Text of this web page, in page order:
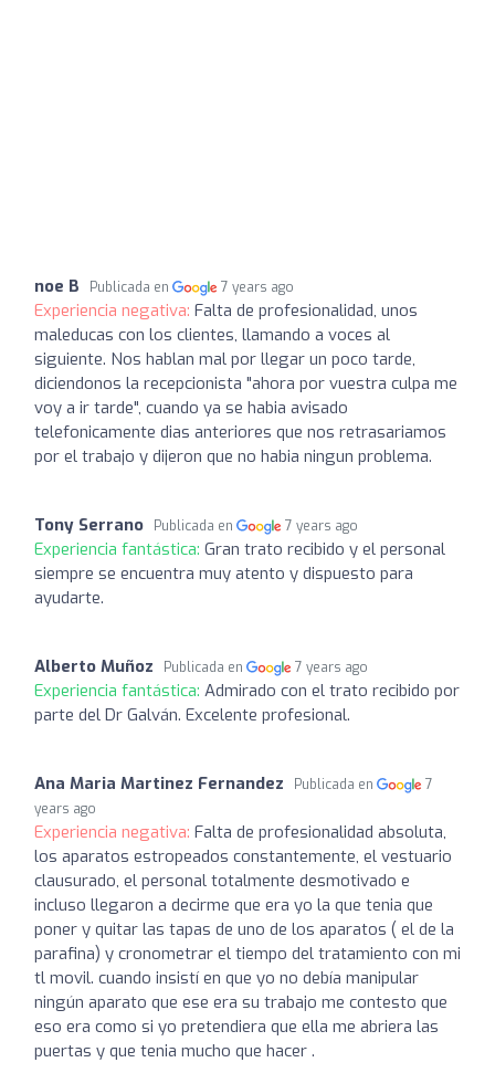
noe B Publicada en 7 years ago
Experiencia negativa: Falta de profesionalidad, unos
maleducas con los clientes, llamando a voces al
siguiente. Nos hablan mal por llegar un poco tarde,
diciendonos la recepcionista "ahora por vuestra culpa me
voy a ir tarde", cuando ya se habia avisado
telefonicamente dias anteriores que nos retrasariamos
por el trabajo y dijeron que no habia ningun problema.
Tony Serrano Publicada en 7 years ago
Experiencia fantástica: Gran trato recibido y el personal
siempre se encuentra muy atento y dispuesto para
ayudarte.
Alberto Muñoz Publicada en 7 years ago
Experiencia fantástica: Admirado con el trato recibido por
parte del Dr Galván. Excelente profesional.
Ana Maria Martinez Fernandez Publicada en
7
years ago
Experiencia negativa: Falta de profesionalidad absoluta,
los aparatos estropeados constantemente, el vestuario
clausurado, el personal totalmente desmotivado e
incluso llegaron a decirme que era yo la que tenia que
poner y quitar las tapas de uno de los aparatos ( el de la
parafina) y cronometrar el tiempo del tratamiento con mi
tl movil. cuando insistí en que yo no debía manipular
ningún aparato que ese era su trabajo me contesto que
eso era como si yo pretendiera que ella me abriera las
puertas y que tenia mucho que hacer .